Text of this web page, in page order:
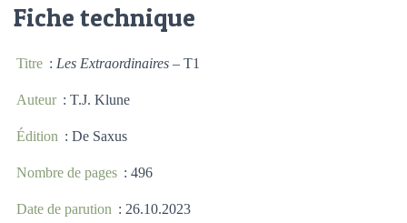
Fiche technique
Titre : Les Extraordinaires – T1
Auteur : T.J. Klune
Édition : De Saxus
Nombre de pages : 496
Date de parution : 26.10.2023